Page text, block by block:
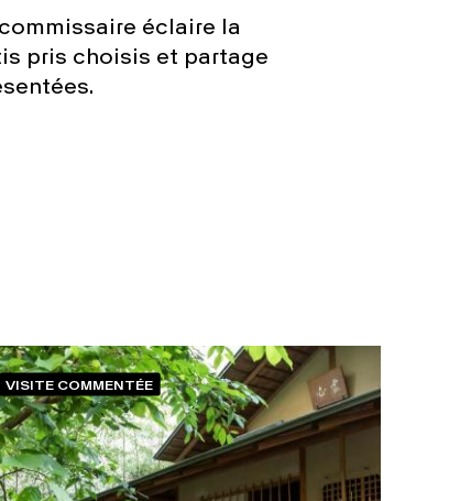
éclaire la
pris choisis et partage
VISITE COMMENTÉE